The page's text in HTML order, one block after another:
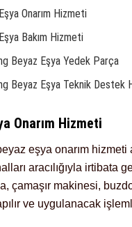
Onarım Hizmeti
Bakım Hizmeti
Beyaz Eşya Yedek Parça
Beyaz Eşya Teknik Destek
Onarım Hizmeti
eşya onarım hizmeti
aracılığıyla irtibata
çamaşır makinesi,
ve uygulanacak